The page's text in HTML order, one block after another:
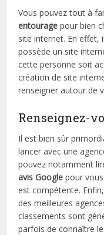
Vous pouvez tout à
entourage pour bien
site internet. En effet,
possède un site
cette personne soit
création de site
renseigner autour de
Renseignez-
Il est bien sûr
lancer avec une
pouvez notamment
avis Google pour
est compétente.
des meilleures
classements sont
parfois de connaître